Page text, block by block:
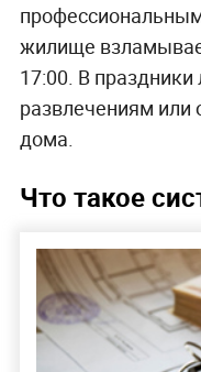
жилище
17:00. В
развлечениям или
дома.
Что такое